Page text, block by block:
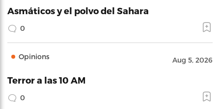
Asmáticos y el polvo del Sahara
0
Opinions Aug 5, 2026
Terror a las 10 AM
0